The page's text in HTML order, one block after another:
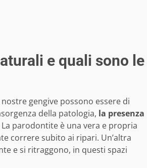
e quali sono le
gengive possono essere di
della patologia, la presenza
La parodontite è una vera e propria
correre subito ai ripari. Un’altra
e si ritraggono, in questi spazi